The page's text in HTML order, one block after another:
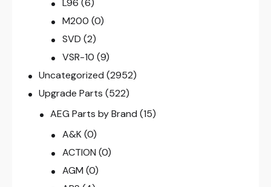
L96 (6)
M200 (0)
SVD (2)
VSR-10 (9)
Uncategorized (2952)
Upgrade Parts (522)
AEG Parts by Brand (15)
A&K (0)
ACTION (0)
AGM (0)